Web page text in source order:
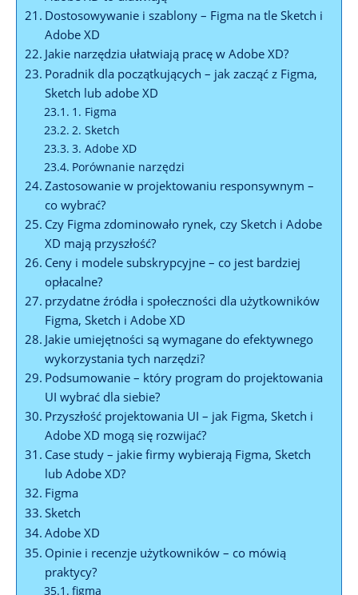
Dostosowywanie⁢ i szablony – Figma na tle Sketch i
Adobe⁤ XD
Jakie narzędzia ułatwiają ⁢pracę w​ Adobe‍ XD?
Poradnik dla⁤ początkujących ⁣– ⁢jak zacząć⁤ z Figma,
Sketch lub⁤ adobe XD
1.⁢ Figma
2. Sketch
3. Adobe XD
Porównanie narzędzi
Zastosowanie ⁢w projektowaniu responsywnym –
co wybrać?
Czy Figma ⁤zdominowało rynek, ​czy Sketch i Adobe
‌XD mają przyszłość?
Ceny i modele subskrypcyjne – co ​jest ‌bardziej⁤
opłacalne?
przydatne⁢ źródła i⁤ społeczności‌ dla użytkowników
Figma, Sketch i ​Adobe ‍XD
Jakie umiejętności ‌są wymagane​ do efektywnego
wykorzystania‍ tych narzędzi?
Podsumowanie – który program⁤ do ​projektowania‍
UI wybrać⁤ dla siebie?
Przyszłość projektowania UI – jak⁢ Figma, ⁤Sketch i‌
Adobe XD ⁤mogą ⁤się rozwijać?
Case study – ​jakie firmy wybierają Figma, Sketch
lub Adobe XD?
Figma
Sketch
Adobe XD
Opinie i recenzje użytkowników ‌– co mówią
praktycy?
figma